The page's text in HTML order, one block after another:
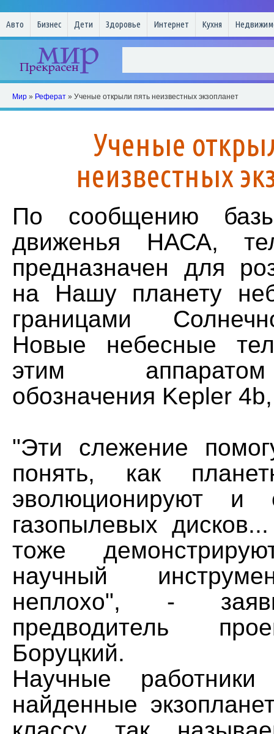
Авто Бизнес Дети Здоровье Интернет Кухня
Мир » Реферат » Ученые открыли пять неизвестных экзопланет
Ученые
неизвестных
По сообщению базы
движенья НАСА,
предназначен для
на Нашу планету
границами
Новые небесные
этим
обозначения Kepler
"Эти слежение
понять, как
эволюционируют и
газопылевых
тоже
научный
неплохо", -
предводитель
Боруцкий.
Научные
найденные